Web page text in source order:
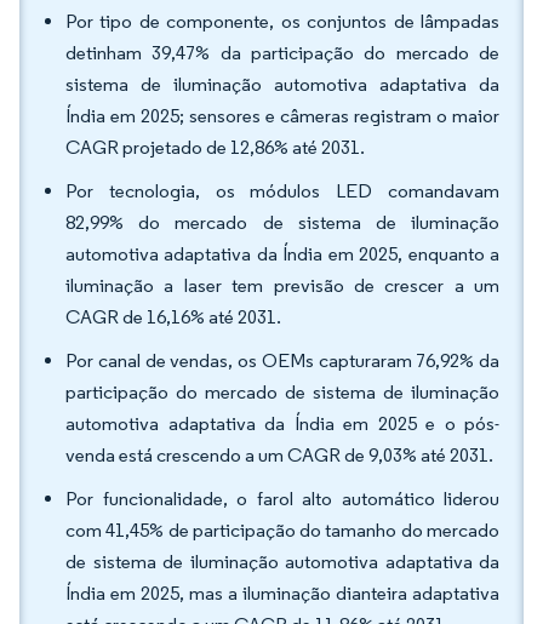
Por tipo de componente, os conjuntos de lâmpadas
detinham 39,47% da participação do mercado de
sistema de iluminação automotiva adaptativa da
Índia em 2025; sensores e câmeras registram o maior
CAGR projetado de 12,86% até 2031.
Por tecnologia, os módulos LED comandavam
82,99% do mercado de sistema de iluminação
automotiva adaptativa da Índia em 2025, enquanto a
iluminação a laser tem previsão de crescer a um
CAGR de 16,16% até 2031.
Por canal de vendas, os OEMs capturaram 76,92% da
participação do mercado de sistema de iluminação
automotiva adaptativa da Índia em 2025 e o pós-
venda está crescendo a um CAGR de 9,03% até 2031.
Por funcionalidade, o farol alto automático liderou
com 41,45% de participação do tamanho do mercado
de sistema de iluminação automotiva adaptativa da
Índia em 2025, mas a iluminação dianteira adaptativa